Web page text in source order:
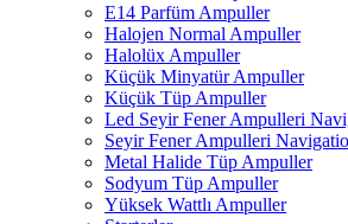
E14 Parfüm Ampuller
Halojen Normal Ampuller
Halolüx Ampuller
Küçük Minyatür Ampuller
Küçük Tüp Ampuller
Led Seyir Fener Ampulleri
Seyir Fener Ampulleri
Metal Halide Tüp Ampuller
Sodyum Tüp Ampuller
Yüksek Wattlı Ampuller